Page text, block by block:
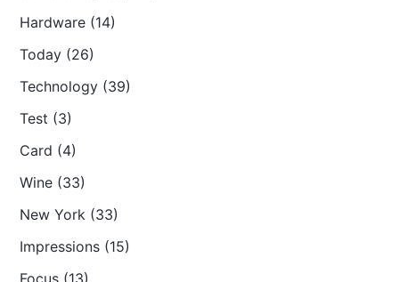
Hardware (14)
Today (26)
Technology (39)
Test (3)
Card (4)
Wine (33)
New York (33)
Impressions (15)
Focus (13)